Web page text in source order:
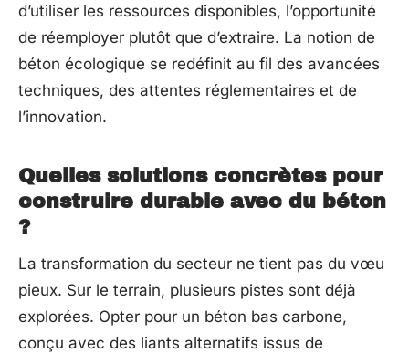
d’utiliser les ressources disponibles, l’opportunité
de réemployer plutôt que d’extraire. La notion de
béton écologique se redéfinit au fil des avancées
techniques, des attentes réglementaires et de
l’innovation.
Quelles solutions concrètes pour
construire durable avec du béton
?
La transformation du secteur ne tient pas du vœu
pieux. Sur le terrain, plusieurs pistes sont déjà
explorées. Opter pour un béton bas carbone,
conçu avec des liants alternatifs issus de